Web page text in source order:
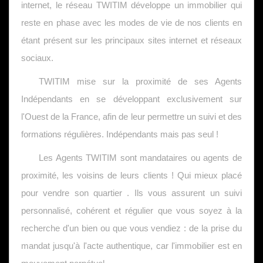
internet, le réseau TWITIM développe un immobilier qui
reste en phase avec les modes de vie de nos clients en
étant présent sur les principaux sites internet et réseaux
sociaux.
TWITIM mise sur la proximité de ses Agents
Indépendants en se développant exclusivement sur
l'Ouest de la France, afin de leur permettre un suivi et des
formations régulières. Indépendants mais pas seul !
Les Agents TWITIM sont mandataires ou agents de
proximité, les voisins de leurs clients ! Qui mieux placé
pour vendre son quartier . Ils vous assurent un suivi
personnalisé, cohérent et régulier que vous soyez à la
recherche d'un bien ou que vous vendiez : de la prise du
mandat jusqu'à l'acte authentique, car l'immobilier est en